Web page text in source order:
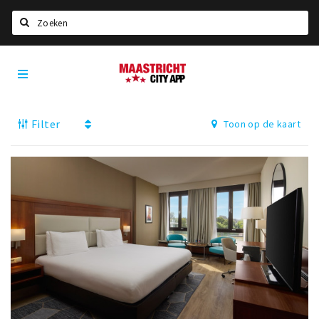
Home
Deals
Nieuws, interviews & blogs
Drinken
Slapen
Recreatief
Winkels
Maastricht
City
Filter Toon op de kaart